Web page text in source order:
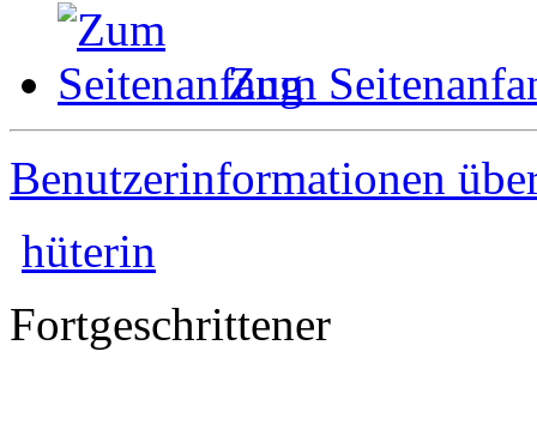
Zum
Benutzerinformationen
hüterin
Fortgeschrittener